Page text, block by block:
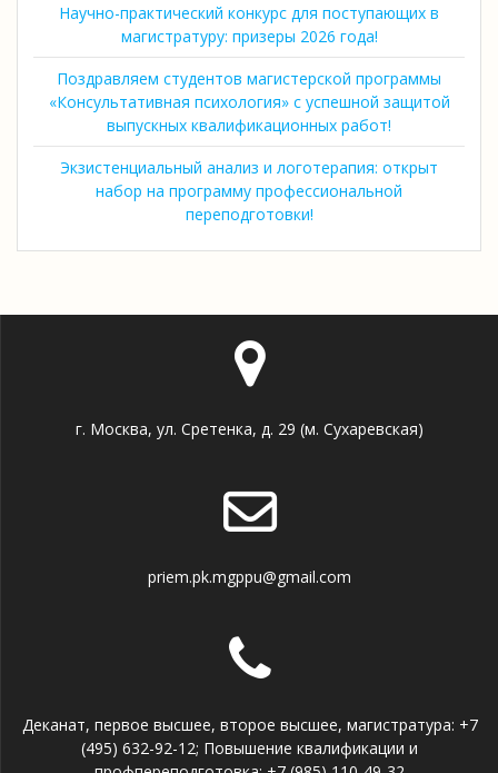
Научно-практический конкурс для поступающих в
магистратуру: призеры 2026 года!
Поздравляем студентов магистерской программы
«Консультативная психология» с успешной защитой
выпускных квалификационных работ!
Экзистенциальный анализ и логотерапия: открыт
набор на программу профессиональной
переподготовки!
г. Москва, ул. Сретенка, д. 29 (м. Сухаревская)
priem.pk.mgppu@gmail.com
Деканат, первое высшее, второе высшее, магистратура: +7
(495) 632-92-12; Повышение квалификации и